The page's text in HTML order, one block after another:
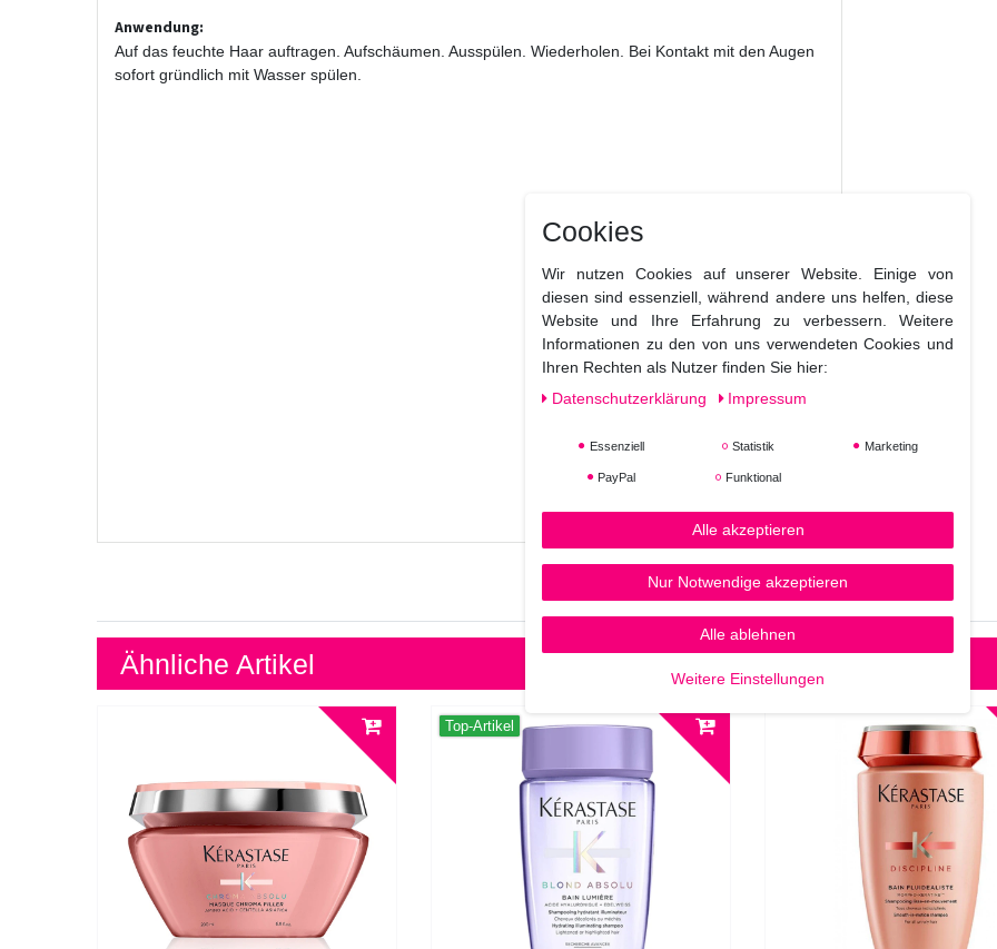
Anwendung:
Auf das feuchte Haar auftragen. Aufschäumen. Ausspülen. Wiederholen. Bei Kontakt mit den Augen
sofort gründlich mit Wasser spülen.
Ähnliche Artikel
Top-Artikel
Cookies
Wir nutzen Cookies auf unserer Website. Einige von
diesen sind essenziell, während andere uns helfen, diese
Website und Ihre Erfahrung zu verbessern. Weitere
Informationen zu den von uns verwendeten Cookies und
Ihren Rechten als Nutzer finden Sie hier:
Daten­schutz­erklärung
Impressum
Essenziell Statistik Marketing
PayPal Funktional
Alle akzeptieren
Nur Notwendige akzeptieren
Alle ablehnen
Weitere Einstellungen